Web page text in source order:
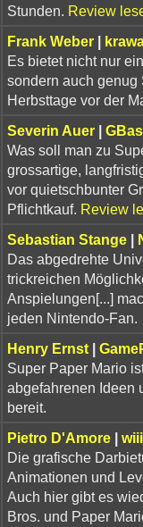
Stunden. Review
Frank Weber|
Es bietet nicht nur
sondern auch genug
Herbsttage vor der
Severin Auer|
Was soll man zu
grossartige,
vor quietschbunter
Pflichtkauf. Review
Sebastian Stange|
Das abgedrehte
trickreichen
Anspielungen[...]
jeden Nintendo-Fan.
Henry Ernst|
Super Paper Mario
abgefahrenen Ideen
bereit.
Pietro D'Amore|
Die grafische
Animationen und
Auch hier gibt es
Bros. und Paper